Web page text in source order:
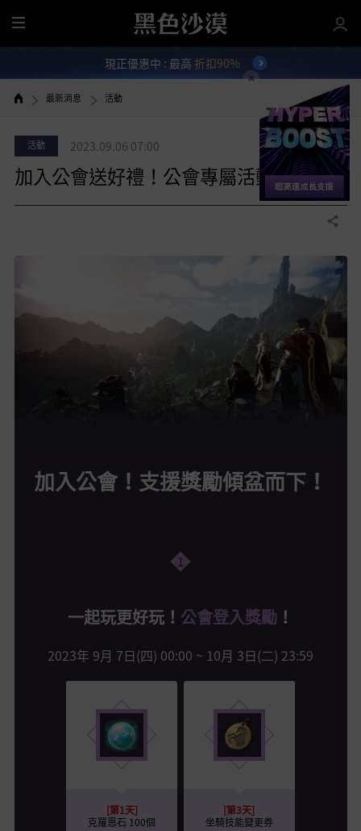
全
部
單
現正優惠中 : 最高 折扣90%
最新消息 活動
活動 2023.09.06 07:00
加入公會送好禮！公會專屬活動！
分享
加入公會！支援獎勵傾盆而下！
1
一起玩更好玩！ 公會登入獎勵 ！
2023年 9月 7日(四) 00:00 ~ 10月 3日(二) 23:59
[第1天]
克羅恩石 100個
[第3天]
坐騎技能變更券